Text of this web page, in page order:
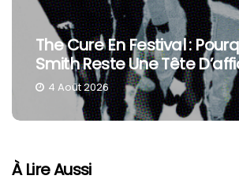
The Cure En Festival :
Smith Reste Une Tête
4 Août 2026
À Lire Aussi